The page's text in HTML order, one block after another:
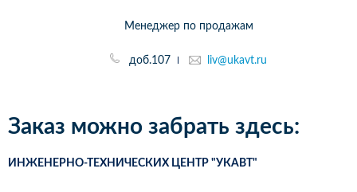
Менеджер по продажам
доб.107 liv@ukavt.ru
Заказ можно забрать здесь:
ИНЖЕНЕРНО-ТЕХНИЧЕСКИХ ЦЕНТР "УКАВТ"